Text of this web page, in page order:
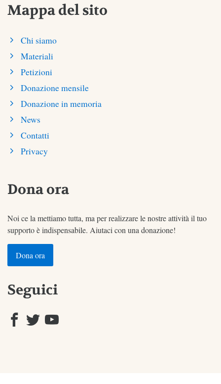
Mappa del sito
Chi siamo
Materiali
Petizioni
Donazione mensile
Donazione in memoria
News
Contatti
Privacy
Dona ora
Noi ce la mettiamo tutta, ma per realizzare le nostre attività il tuo
supporto è indispensabile. Aiutaci con una donazione!
Dona ora
Seguici